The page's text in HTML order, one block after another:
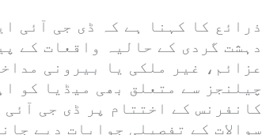
ذرائع کا کہنا ہے کہ ڈی جی آئی
دہشت گردی کے حالیہ واقعات کے
عزائم، غیر ملکی یا بیرونی
چیلنجز سے متعلق بھی میڈیا کو
کانفرنس کے اختتام پر ڈی جی
سوالات کے تفصیلی جوابات دیے